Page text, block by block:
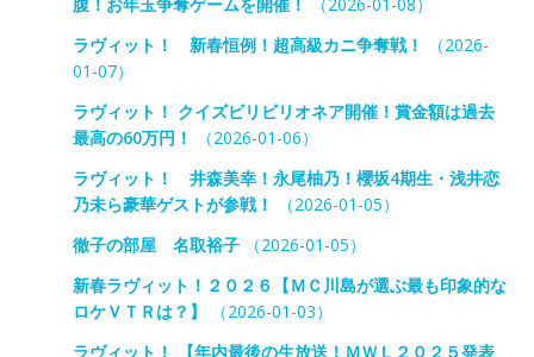
ラヴィット！ 新春恒例！超高級カニ争奪戦！
（2026-
01-07）
ラヴィット！ クイズビリビリオネア開催！賞金額は過去
最高の60万円！
（2026-01-06）
ラヴィット！ 井森美幸！永尾柚乃！櫻坂4期生・浅井恋
乃未ら豪華ゲストが参戦！
（2026-01-05）
徹子の部屋 名取裕子（2026-01-05）
新春ラヴィット！２０２６【ＭＣ川島が選ぶ最も印象的な
ロケＶＴＲは？】
（2026-01-03）
ラヴィット！ 【年内最後の生放送！ＭＷＬ２０２５発表